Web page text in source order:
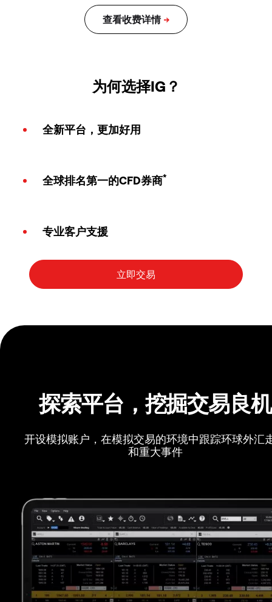
为何选择IG？
全新平台，更加好用
全球排名第一的CFD券商*
专业客户支援
探索平台，挖掘交易良机
开设模拟账户，在模拟交易的环境中跟踪环球外汇
和重大事件